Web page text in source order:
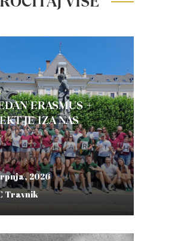
ERASMUS +
JE IZA NAS
2026
Travnik